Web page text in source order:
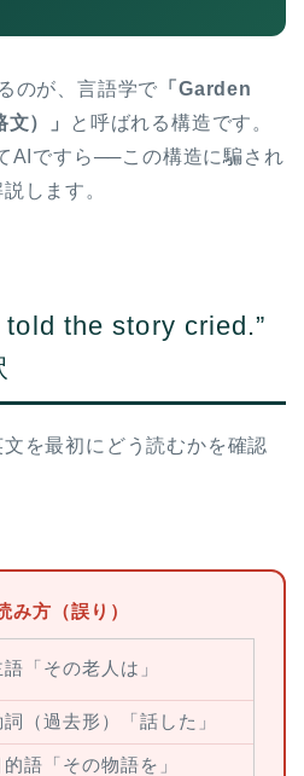
のが、言語学で 「Garden
）」
と呼ばれる構造です。
AIですら──この構造に騙され
します。
told the story cried.”
を最初にどう読むかを確認
み方（誤り）
「その老人は」
（過去形）「話した」
語「その物語を」